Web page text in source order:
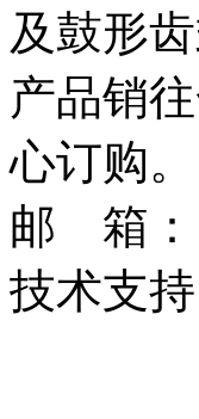
及鼓形
产品销
心订购。
邮 箱：
技术支